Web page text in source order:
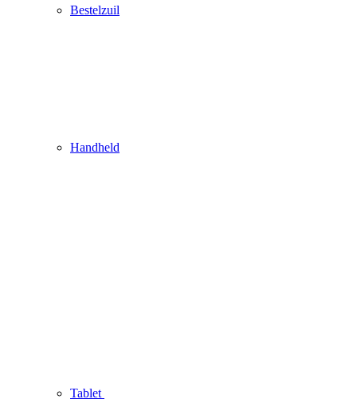
Bestelzuil
Handheld
Tablet